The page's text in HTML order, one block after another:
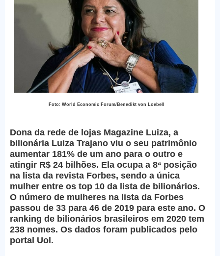
Foto: World Economic Forum/Benedikt von Loebell
Dona da rede de lojas Magazine Luiza, a
bilionária Luiza Trajano viu o seu patrimônio
aumentar 181% de um ano para o outro e
atingir R$ 24 bilhões. Ela ocupa a 8ª posição
na lista da revista Forbes, sendo a única
mulher entre os top 10 da lista de bilionários.
O número de mulheres na lista da Forbes
passou de 33 para 46 de 2019 para este ano. O
ranking de bilionários brasileiros em 2020 tem
238 nomes. Os dados foram publicados pelo
portal Uol.